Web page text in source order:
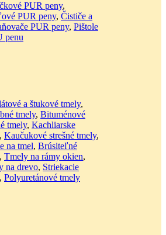
PUR peny,
PUR peny, Čističe a
PUR peny, Pištole
penu
a štukové tmely,
tmely, Bituménové
tmely, Kachliarske
, Kaučukové strešné tmely,
na tmel, Brúsiteľné
, Tmely na rámy okien,
na drevo, Striekacie
, Polyuretánové tmely